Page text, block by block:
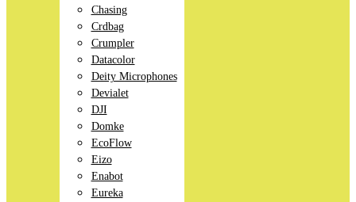
Chasing
Crdbag
Crumpler
Datacolor
Deity Microphones
Devialet
DJI
Domke
EcoFlow
Eizo
Enabot
Eureka